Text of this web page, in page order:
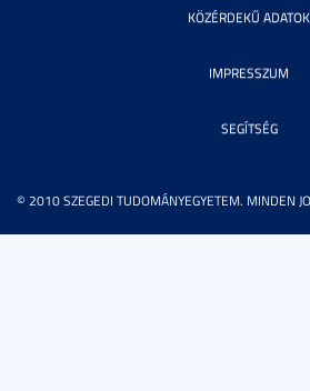
© 2010 SZEGEDI TUDOMÁNYEGYETEM. MINDEN
KÖZÉRDEKŰ ADATOK
IMPRESSZUM
SEGÍTSÉG